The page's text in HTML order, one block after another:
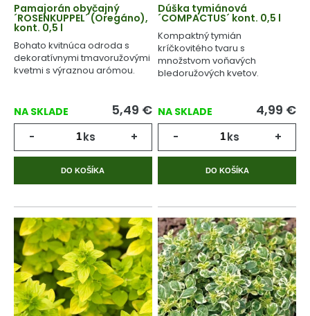
Pamajorán obyčajný
´ROSENKUPPEL´ (Oregáno),
kont. 0,5 l
Bohato kvitnúca odroda s
dekoratívnymi tmavoružovými
kvetmi s výraznou arómou.
NA SKLADE 5,49 €
- ks +
DO KOŠÍKA
Dúška tymiánová
´COMPACTUS´ kont. 0,5 l
Kompaktný tymián
kríčkovitého tvaru s
množstvom voňavých
bledoružových kvetov.
NA SKLADE 4,99 €
- ks +
DO KOŠÍKA